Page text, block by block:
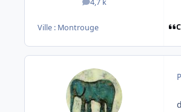
4,7 k
messages
Ville : Montrouge